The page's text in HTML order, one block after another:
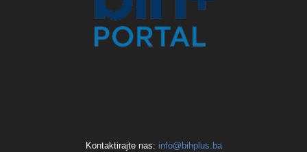
Kontaktirajte nas: info@bihplus.ba